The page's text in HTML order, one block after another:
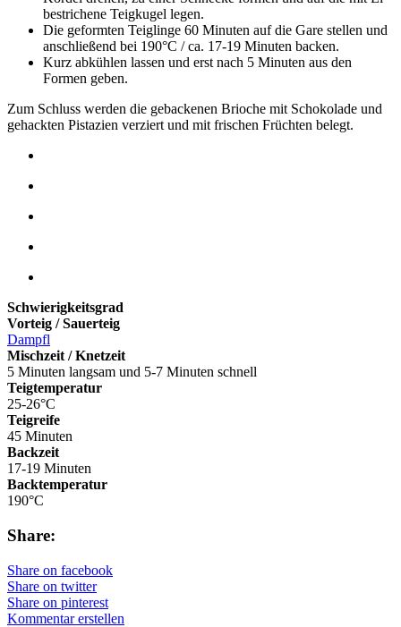
bestrichene Teigkugel legen.
Die geformten Teiglinge 60 Minuten auf die Gare stellen und
anschließend bei 190°C / ca. 17-19 Minuten backen.
Kurz abkühlen lassen und erst nach 5 Minuten aus den
Formen geben.
Zum Schluss werden die gebackenen Brioche mit Schokolade und
gehackten Pistazien verziert und mit frischen Früchten belegt.
Schwierigkeitsgrad
Vorteig / Sauerteig
Dampfl
Mischzeit / Knetzeit
5 Minuten langsam und 5-7 Minuten schnell
Teigtemperatur
25-26°C
Teigreife
45 Minuten
Backzeit
17-19 Minuten
Backtemperatur
190°C
Share:
Share on facebook
Share on twitter
Share on pinterest
Kommentar erstellen